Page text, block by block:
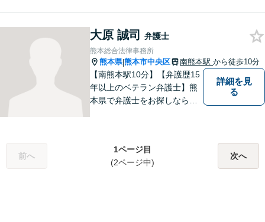
い！
大原 誠司 弁護士
熊本総合法律事務所
熊本県|熊本市中央区 南熊本駅 から徒歩10分
【南熊本駅10分】【弁護歴15
年以上のベテラン弁護士】熊
本県で弁護士をお探しなら、
ています。皆様にとって一番
のパートナーとなれるよう、
詳細を見
る
前へ
1ページ目
(2ページ中)
次へ